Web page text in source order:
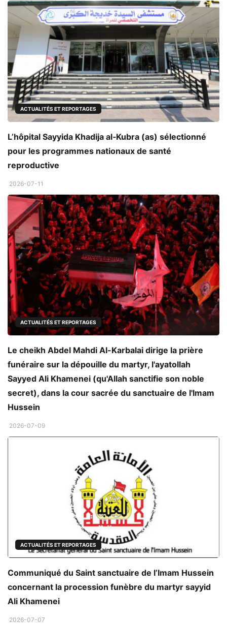
ACTUALITÉS ET REPORTAGES
L’hôpital Sayyida Khadija al‑Kubra (as) sélectionné
pour les programmes nationaux de santé
reproductive
2026-07-11
ACTUALITÉS ET REPORTAGES
Le cheikh Abdel Mahdi Al-Karbalai dirige la prière
funéraire sur la dépouille du martyr, l'ayatollah
Sayyed Ali Khamenei (qu'Allah sanctifie son noble
secret), dans la cour sacrée du sanctuaire de l'Imam
Hussein
2026-07-09
ACTUALITÉS ET REPORTAGES
Communiqué du Saint sanctuaire de l’Imam Hussein
concernant la procession funèbre du martyr sayyid
Ali Khamenei
2026-07-07